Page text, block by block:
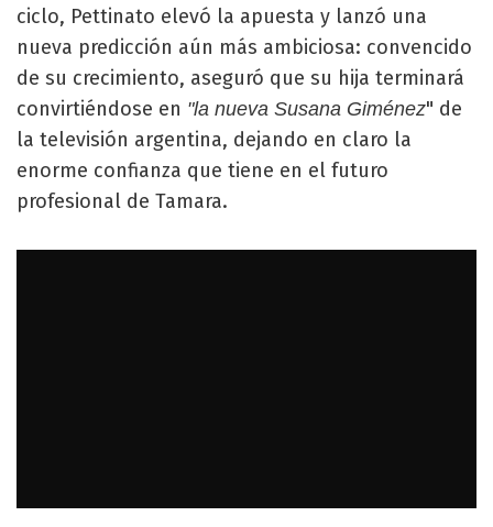
ciclo, Pettinato elevó la apuesta y lanzó una
nueva predicción aún más ambiciosa: convencido
de su crecimiento, aseguró que su hija terminará
convirtiéndose en "la nueva Susana Giménez" de
la televisión argentina, dejando en claro la
enorme confianza que tiene en el futuro
profesional de Tamara.